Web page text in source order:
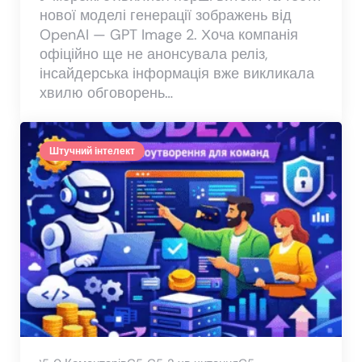
нової моделі генерації зображень від
OpenAI — GPT Image 2. Хоча компанія
офіційно ще не анонсувала реліз,
інсайдерська інформація вже викликала
хвилю обговорень…
Штучний інтелект